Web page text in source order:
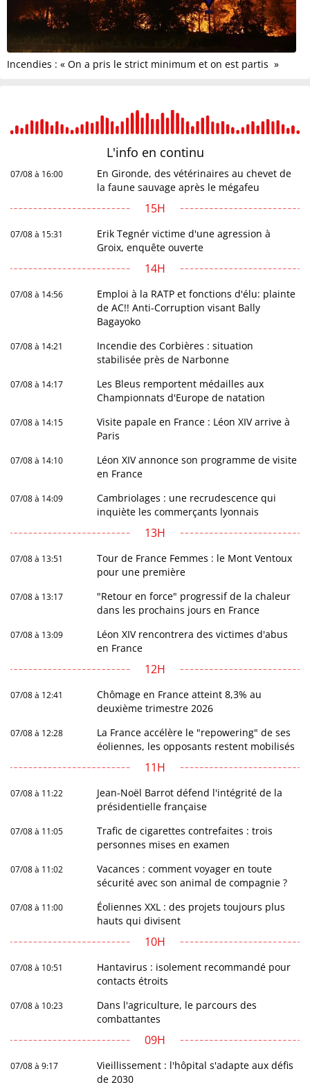
Incendies : « On a pris le strict minimum et on est partis »
L'info en continu
07/08 à 16:00
En Gironde, des vétérinaires au chevet de
la faune sauvage après le mégafeu
15H
07/08 à 15:31
Erik Tegnér victime d'une agression à
Groix, enquête ouverte
14H
07/08 à 14:56
Emploi à la RATP et fonctions d'élu: plainte
de AC!! Anti-Corruption visant Bally
Bagayoko
07/08 à 14:21
Incendie des Corbières : situation
stabilisée près de Narbonne
07/08 à 14:17
Les Bleus remportent médailles aux
Championnats d'Europe de natation
07/08 à 14:15
Visite papale en France : Léon XIV arrive à
Paris
07/08 à 14:10
Léon XIV annonce son programme de visite
en France
07/08 à 14:09
Cambriolages : une recrudescence qui
inquiète les commerçants lyonnais
13H
07/08 à 13:51
Tour de France Femmes : le Mont Ventoux
pour une première
07/08 à 13:17
"Retour en force" progressif de la chaleur
dans les prochains jours en France
07/08 à 13:09
Léon XIV rencontrera des victimes d'abus
en France
12H
07/08 à 12:41
Chômage en France atteint 8,3% au
deuxième trimestre 2026
07/08 à 12:28
La France accélère le "repowering" de ses
éoliennes, les opposants restent mobilisés
11H
07/08 à 11:22
Jean-Noël Barrot défend l'intégrité de la
présidentielle française
07/08 à 11:05
Trafic de cigarettes contrefaites : trois
personnes mises en examen
07/08 à 11:02
Vacances : comment voyager en toute
sécurité avec son animal de compagnie ?
07/08 à 11:00
Éoliennes XXL : des projets toujours plus
hauts qui divisent
10H
07/08 à 10:51
Hantavirus : isolement recommandé pour
contacts étroits
07/08 à 10:23
Dans l'agriculture, le parcours des
combattantes
09H
07/08 à 9:17
Vieillissement : l'hôpital s'adapte aux défis
de 2030